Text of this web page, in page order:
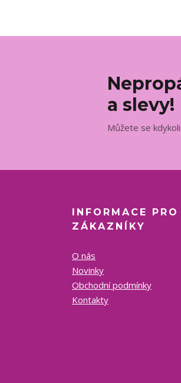
a slevy!
Můžete se
INFORMACE PRO
ZÁKAZNÍKY
O nás
Novinky
Obchodní podmínky
Kontakty